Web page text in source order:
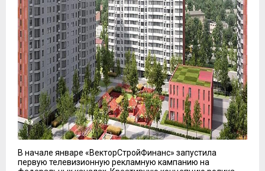
В начале январе «ВекторСтройФинанс» запустила
первую телевизионную рекламную кампанию на